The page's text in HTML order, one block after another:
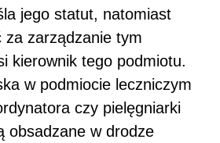
jego statut, natomiast
za zarządzanie tym
kierownik tego podmiotu.
w podmiocie leczniczym
czy pielęgniarki
obsadzane w drodze